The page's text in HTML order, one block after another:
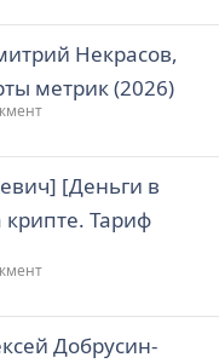
Некрасов,
метрик (2026)
[Деньги в
Тариф
Добрусин-